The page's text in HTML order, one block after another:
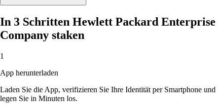
In 3 Schritten Hewlett Packard Enterprise
Company staken
1
App herunterladen
Laden Sie die App, verifizieren Sie Ihre Identität per Smartphone und
legen Sie in Minuten los.